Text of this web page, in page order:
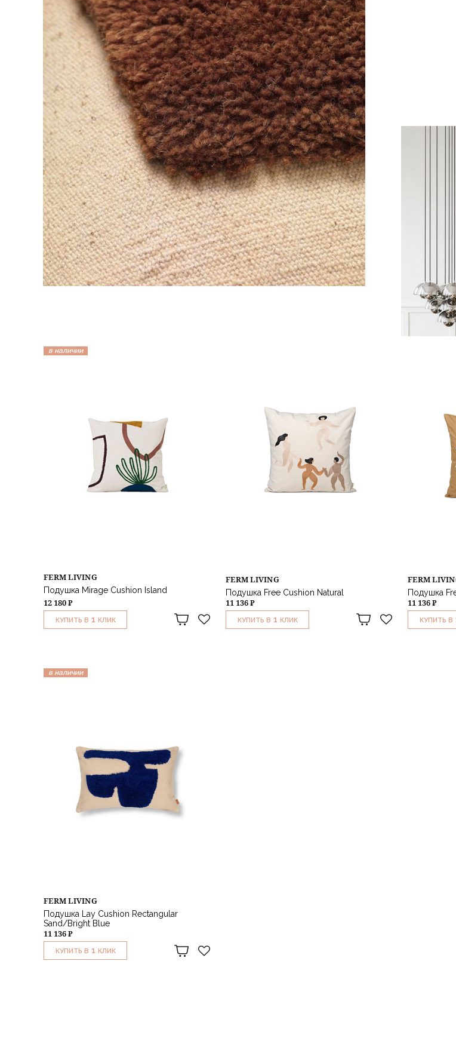
в наличии
FERM LIVING
Подушка Mirage Cushion Island
12 180 ₽
КУПИТЬ В 1 КЛИК
FERM LIVING
Подушка Free Cushion Natural
11 136 ₽
КУПИТЬ В 1 КЛИК
FERM
Подушка
11 136 ₽
КУПИТЬ В
в наличии
FERM LIVING
Подушка Lay Cushion Rectangular
Sand/Bright Blue
11 136 ₽
КУПИТЬ В 1 КЛИК